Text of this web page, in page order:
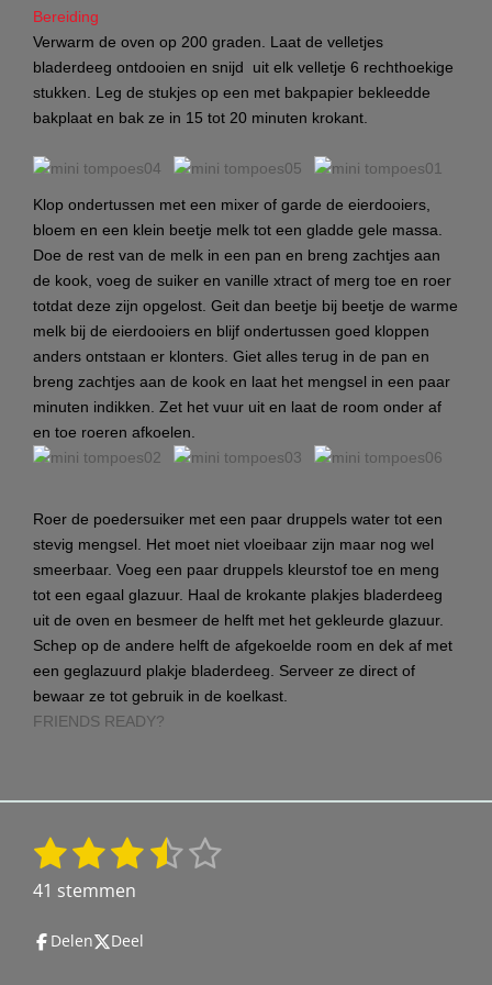
Bereiding
Verwarm de oven op 200 graden. Laat de velletjes
bladerdeeg ontdooien en snijd uit elk velletje 6 rechthoekige
stukken. Leg de stukjes op een met bakpapier bekleedde
bakplaat en bak ze in 15 tot 20 minuten krokant.
Klop ondertussen met een mixer of garde de eierdooiers,
bloem en een klein beetje melk tot een gladde gele massa.
Doe de rest van de melk in een pan en breng zachtjes aan
de kook, voeg de suiker en vanille xtract of merg toe en roer
totdat deze zijn opgelost. Geit dan beetje bij beetje de warme
melk bij de eierdooiers en blijf ondertussen goed kloppen
anders ontstaan er klonters. Giet alles terug in de pan en
breng zachtjes aan de kook en laat het mengsel in een paar
minuten indikken. Zet het vuur uit en laat de room onder af
en toe roeren afkoelen.
Roer de poedersuiker met een paar druppels water tot een
stevig mengsel. Het moet niet vloeibaar zijn maar nog wel
smeerbaar. Voeg een paar druppels kleurstof toe en meng
tot een egaal glazuur. Haal de krokante plakjes bladerdeeg
uit de oven en besmeer de helft met het gekleurde glazuur.
Schep op de andere helft de afgekoelde room en dek af met
een geglazuurd plakje bladerdeeg. Serveer ze direct of
bewaar ze tot gebruik in de koelkast.
FRIENDS READY?
R
a
t
n
1
s
t
e
2
s
t
e
3
s
e
4 5
S
41 stemmen
Delen Deel